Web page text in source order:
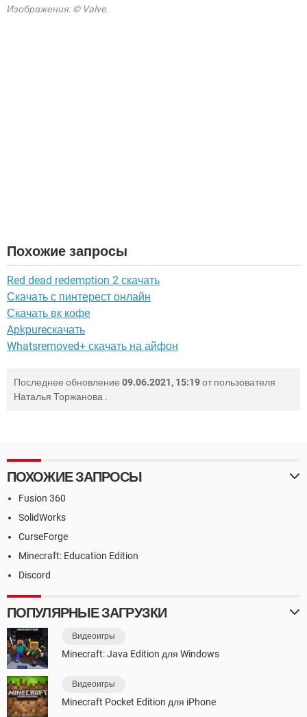
Изображения: © Valve.
Похожие запросы
Red dead redemption 2 скачать
Скачать с пинтерест онлайн
Скачать вк кофе
Apkpureскачать
Whatsremoved+ скачать на айфон
Последнее обновление 09.06.2021, 15:19от пользователя
Наталья Торжанова .
ПОХОЖИЕ ЗАПРОСЫ
Fusion 360
SolidWorks
CurseForge
Minecraft: Education Edition
Discord
ПОПУЛЯРНЫЕ ЗАГРУЗКИ
Видеоигры
Minecraft: Java Edition для Windows
Видеоигры
Minecraft Pocket Edition для iPhone